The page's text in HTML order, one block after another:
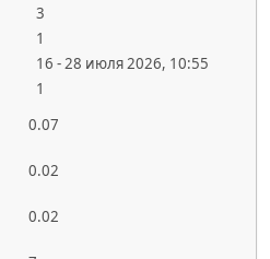
3
1
16 - 28 июля 2026, 10:55
1
0.07
0.02
0.02